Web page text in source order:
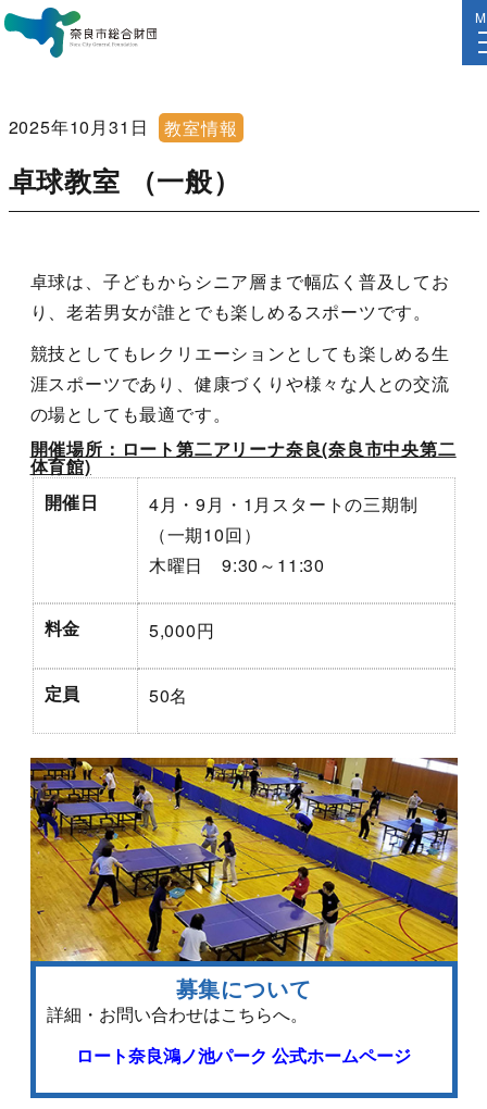
2025年10月31日 教室情報
卓球教室 （一般）
卓球は、子どもからシニア層まで幅広く普及してお
り、老若男女が誰とでも楽しめるスポーツです。
競技としてもレクリエーションとしても楽しめる生
涯スポーツであり、健康づくりや様々な人との交流
の場としても最適です。
開催場所：ロート第二アリーナ奈良(奈良市中央第二
体育館)
開催日
4月・9月・1月スタートの三期制
（一期10回）
木曜日 9:30～11:30
料金 5,000円
定員 50名
募集について
詳細・お問い合わせはこちらへ。
ロート奈良鴻ノ池パーク 公式ホームページ